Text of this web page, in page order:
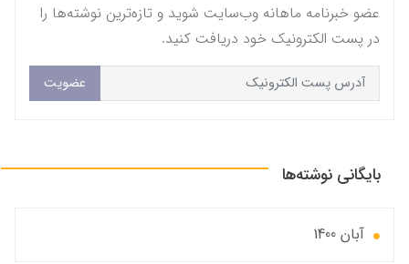
عضو خبرنامه ماهانه وب‌سایت شوید و تازه‌ترین نوشته‌ها را
در پست الکترونیک خود دریافت کنید.
عضویت
بایگانی نوشته‌ها
آبان 1400